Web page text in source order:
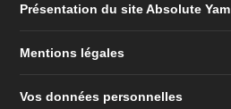
Présentation du site Absolute Yam
Mentions légales
Vos données personnelles